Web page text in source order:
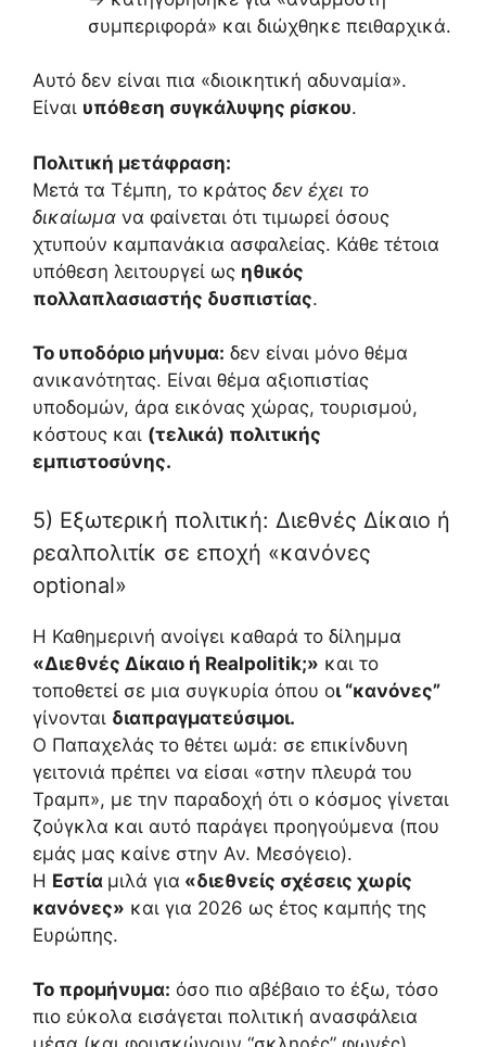
συμπεριφορά» και διώχθηκε πειθαρχικά.
Αυτό δεν είναι πια «διοικητική αδυναμία».
Είναι υπόθεση συγκάλυψης ρίσκου.
Πολιτική μετάφραση:
Μετά τα Τέμπη, το κράτος δεν έχει το
δικαίωμα να φαίνεται ότι τιμωρεί όσους
χτυπούν καμπανάκια ασφαλείας. Κάθε τέτοια
υπόθεση λειτουργεί ως ηθικός
πολλαπλασιαστής δυσπιστίας.
Το υποδόριο μήνυμα: δεν είναι μόνο θέμα
ανικανότητας. Είναι θέμα αξιοπιστίας
υποδομών, άρα εικόνας χώρας, τουρισμού,
κόστους και (τελικά) πολιτικής
εμπιστοσύνης.
5) Εξωτερική πολιτική: Διεθνές Δίκαιο ή
ρεαλπολιτίκ σε εποχή «κανόνες
optional»
Η Καθημερινή ανοίγει καθαρά το δίλημμα
«Διεθνές Δίκαιο ή Realpolitik;» και το
τοποθετεί σε μια συγκυρία όπου οι “κανόνες”
γίνονται διαπραγματεύσιμοι.
Ο Παπαχελάς το θέτει ωμά: σε επικίνδυνη
γειτονιά πρέπει να είσαι «στην πλευρά του
Τραμπ», με την παραδοχή ότι ο κόσμος γίνεται
ζούγκλα και αυτό παράγει προηγούμενα (που
εμάς μας καίνε στην Αν. Μεσόγειο).
Η Εστία μιλά για «διεθνείς σχέσεις χωρίς
κανόνες» και για 2026 ως έτος καμπής της
Ευρώπης.
Το προμήνυμα: όσο πιο αβέβαιο το έξω, τόσο
πιο εύκολα εισάγεται πολιτική ανασφάλεια